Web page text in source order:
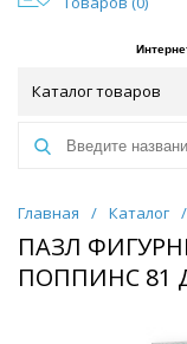
Каталог товаров
Главная / Каталог /
ПАЗЛ
ПОППИНС 81